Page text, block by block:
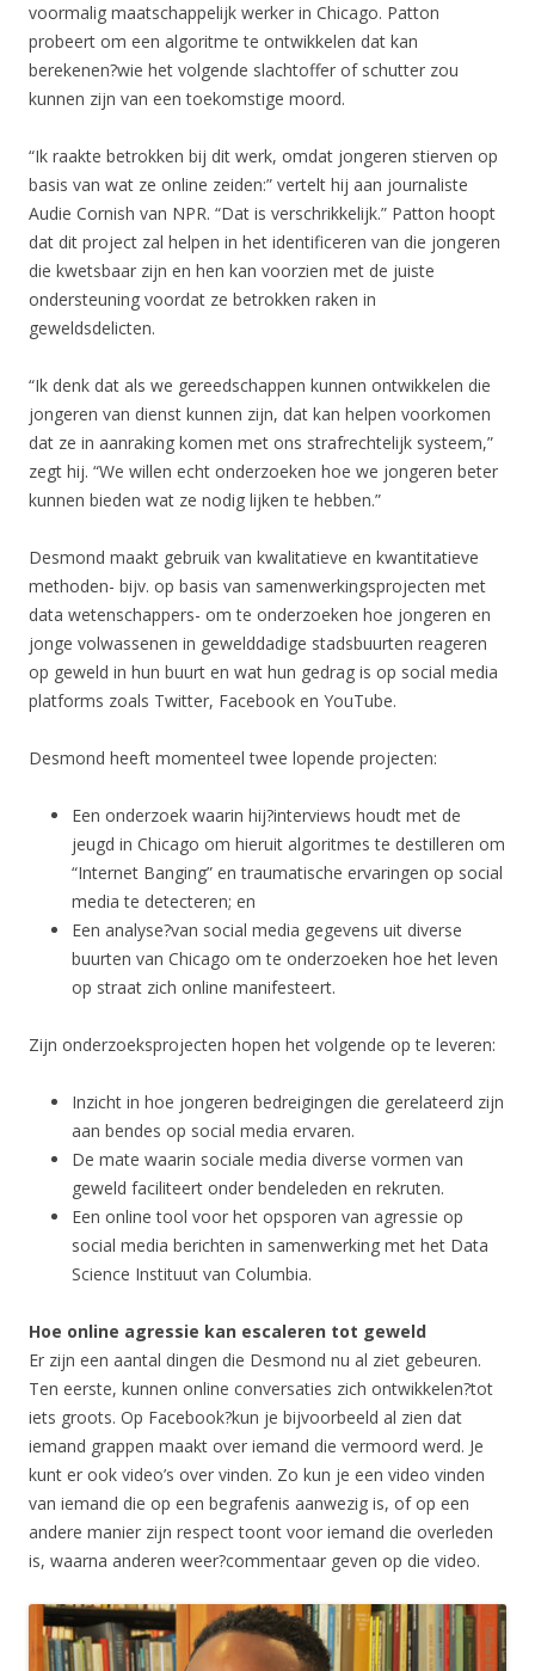
voormalig maatschappelijk werker in Chicago. Patton
probeert om een algoritme te ontwikkelen dat kan
berekenen?wie het volgende slachtoffer of schutter zou
kunnen zijn van een toekomstige moord.
“Ik raakte betrokken bij dit werk, omdat jongeren stierven op
basis van wat ze online zeiden:” vertelt hij aan journaliste
Audie Cornish van NPR. “Dat is verschrikkelijk.” Patton hoopt
dat dit project zal helpen in het identificeren van die jongeren
die kwetsbaar zijn en hen kan voorzien met de juiste
ondersteuning voordat ze betrokken raken in
geweldsdelicten.
“Ik denk dat als we gereedschappen kunnen ontwikkelen die
jongeren van dienst kunnen zijn, dat kan helpen voorkomen
dat ze in aanraking komen met ons strafrechtelijk systeem,”
zegt hij. “We willen echt onderzoeken hoe we jongeren beter
kunnen bieden wat ze nodig lijken te hebben.”
Desmond maakt gebruik van kwalitatieve en kwantitatieve
methoden- bijv. op basis van samenwerkingsprojecten met
data wetenschappers- om te onderzoeken hoe jongeren en
jonge volwassenen in gewelddadige stadsbuurten reageren
op geweld in hun buurt en wat hun gedrag is op social media
platforms zoals Twitter, Facebook en YouTube.
Desmond heeft momenteel twee lopende projecten:
Een onderzoek waarin hij?interviews houdt met de
jeugd in Chicago om hieruit algoritmes te destilleren om
“Internet Banging” en traumatische ervaringen op social
media te detecteren; en
Een analyse?van social media gegevens uit diverse
buurten van Chicago om te onderzoeken hoe het leven
op straat zich online manifesteert.
Zijn onderzoeksprojecten hopen het volgende op te leveren:
Inzicht in hoe jongeren bedreigingen die gerelateerd zijn
aan bendes op social media ervaren.
De mate waarin sociale media diverse vormen van
geweld faciliteert onder bendeleden en rekruten.
Een online tool voor het opsporen van agressie op
social media berichten in samenwerking met het Data
Science Instituut van Columbia.
Hoe online agressie kan escaleren tot geweld
Er zijn een aantal dingen die Desmond nu al ziet gebeuren.
Ten eerste, kunnen online conversaties zich ontwikkelen?tot
iets groots. Op Facebook?kun je bijvoorbeeld al zien dat
iemand grappen maakt over iemand die vermoord werd. Je
kunt er ook video’s over vinden. Zo kun je een video vinden
van iemand die op een begrafenis aanwezig is, of op een
andere manier zijn respect toont voor iemand die overleden
is, waarna anderen weer?commentaar geven op die video.